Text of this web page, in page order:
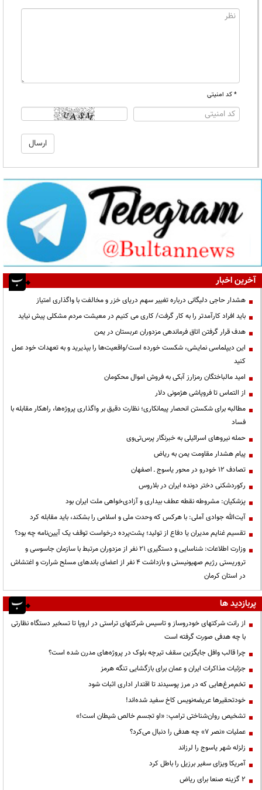
* کد امنیتی
آخرین اخبار
هشدار حاجی دلیگانی درباره تغییر سهم دریای خزر و مخالفت با واگذاری امتیاز
باید افراد کارآمدتر را به کار گرفت/ کاری می کنیم در معیشت مردم مشکلی پیش نیاید
هدف قرار گرفتن اتاق‌ فرماندهی مزدوران عربستان در یمن
این دیپلماسی نمایشی، شکست خورده است/واقعیت‌ها را بپذیرید و به تعهدات خود عمل
کنید
امید مالباختگان رمزارز آبکی به فروش اموال محکومان
از التماس تا فروپاشی هژمونی دلار
مطالبه برای شکستن انحصار پیمانکاری؛ نظارت دقیق بر واگذاری پروژه‌ها، راهکار مقابله با
فساد
حمله نیروهای اسرائیلی به خبرنگار پرس‌تی‌وی
پیام هشدار مقاومت یمن به ریاض
تصادف ۱۲ خودرو در محور یاسوج ـ اصفهان
رکوردشکنی دختر دونده ایران در بلاروس
پزشکیان: مشروطه نقطه عطف بیداری و آزادی‌خواهی ملت ایران بود
آیت‌الله جوادی آملی: با هرکس که وحدت ملی و اسلامی را بشکند، باید مقابله کرد
تقسیم غنایم مدیران یا دفاع از تولید؛ پشت‌پرده درخواست توقف یک آیین‌نامه چه بود؟
وزارت اطلاعات: شناسایی و دستگیری ۲۱ نفر از مزدوران مرتبط با سازمان جاسوسی و
تروریستی رژیم صهیونیستی و بازداشت ۴ نفر از اعضای باندهای مسلح شرارت و اغتشاش
در استان کرمان
پربازدید ها
از رانت‌ شرکتهای خودروساز و تاسیس شرکتهای تراستی در اروپا تا تسخیر دستگاه نظارتی
با چه هدفی صورت گرفته است
چرا قالب وافل جایگزین سقف تیرچه بلوک در پروژه‌های مدرن شده است؟
جزئیات مذاکرات ایران و عمان برای بازگشایی تنگه هرمز
تخم‌مرغ‌هایی که در مرز پوسیدند تا اقتدار اداری اثبات شود
خودتحقیرها عریضه‌نویس کاخ سفید شده‌اند!
تشخیص روان‌شناختی ترامپ: «او تجسم خالص شیطان است!»
عملیات «نصر ۷» چه هدفی را دنبال می‌کرد؟
زلزله شهر یاسوج را لرزاند
آمریکا ویزای سفیر برزیل را باطل کرد
۲ گزینه صنعا برای ریاض